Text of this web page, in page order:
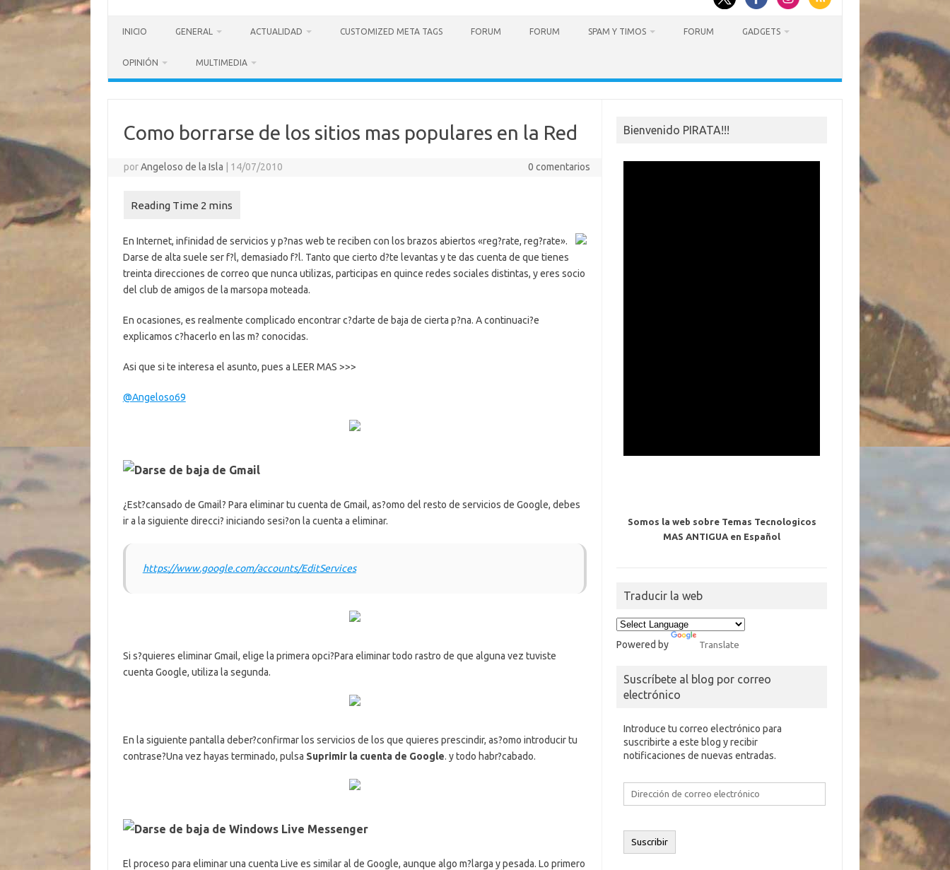
INICIO GENERAL ACTUALIDAD CUSTOMIZED META TAGS FORUM FORUM SPAM Y TIMOS FORUM GADGETS
OPINIÓN MULTIMEDIA
Como borrarse de los sitios mas populares en la Red
porAngeloso de la Isla 14/07/2010 0 comentarios
En Internet, infinidad de servicios y p?nas web te reciben con los brazos abiertos «reg?rate, reg?rate».
Darse de alta suele ser f?l, demasiado f?l. Tanto que cierto d?te levantas y te das cuenta de que tienes
treinta direcciones de correo que nunca utilizas, participas en quince redes sociales distintas, y eres socio
del club de amigos de la marsopa moteada.
En ocasiones, es realmente complicado encontrar c?darte de baja de cierta p?na. A continuaci?e
explicamos c?hacerlo en las m? conocidas.
Asi que si te interesa el asunto, pues a LEER MAS >>>
@Angeloso69
Darse de baja de Gmail
¿Est?cansado de Gmail? Para eliminar tu cuenta de Gmail, as?omo del resto de servicios de Google, debes
ir a la siguiente direcci? iniciando sesi?on la cuenta a eliminar.
https://www.google.com/accounts/EditServices
Si s?quieres eliminar Gmail, elige la primera opci?Para eliminar todo rastro de que alguna vez tuviste
cuenta Google, utiliza la segunda.
En la siguiente pantalla deber?confirmar los servicios de los que quieres prescindir, as?omo introducir tu
contrase?Una vez hayas terminado, pulsa Suprimir la cuenta de Google. y todo habr?cabado.
Darse de baja de Windows Live Messenger
El proceso para eliminar una cuenta Live es similar al de Google, aunque algo m?larga y pesada. Lo primero
Bienvenido PIRATA!!!
Somos la web sobre Temas Tecnologicos
MAS ANTIGUA en Español
Traducir la web
Powered by Translate
Suscríbete al blog por correo
electrónico
Introduce tu correo electrónico para
suscribirte a este blog y recibir
notificaciones de nuevas entradas.
Dirección
electrónico
Suscribir